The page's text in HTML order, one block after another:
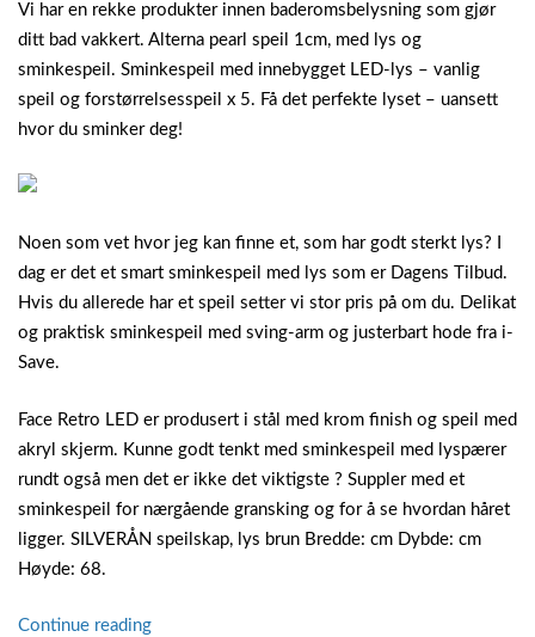
Vi har en rekke produkter innen baderomsbelysning som gjør
ditt bad vakkert. Alterna pearl speil 1cm, med lys og
sminkespeil. Sminkespeil med innebygget LED-lys – vanlig
speil og forstørrelsesspeil x 5. Få det perfekte lyset – uansett
hvor du sminker deg!
Noen som vet hvor jeg kan finne et, som har godt sterkt lys? I
dag er det et smart sminkespeil med lys som er Dagens Tilbud.
Hvis du allerede har et speil setter vi stor pris på om du. Delikat
og praktisk sminkespeil med sving-arm og justerbart hode fra i-
Save.
Face Retro LED er produsert i stål med krom finish og speil med
akryl skjerm. Kunne godt tenkt med sminkespeil med lyspærer
rundt også men det er ikke det viktigste ? Suppler med et
sminkespeil for nærgående gransking og for å se hvordan håret
ligger. SILVERÅN speilskap, lys brun Bredde: cm Dybde: cm
Høyde: 68.
Continue reading“Sminkespeil